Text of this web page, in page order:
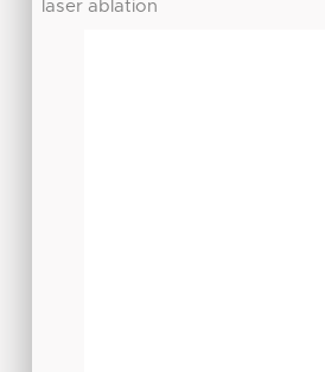
laser ablation